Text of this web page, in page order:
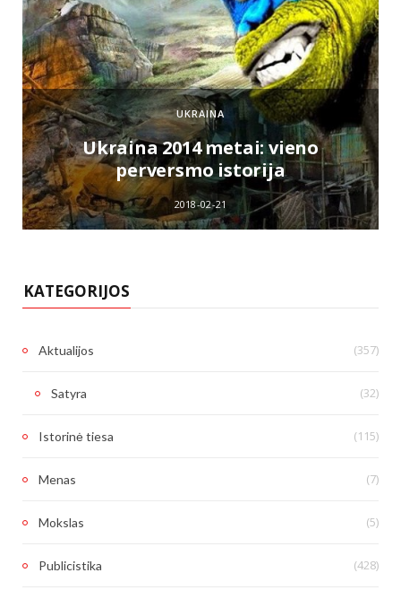
UKRAINA
Ukraina 2014 metai: vieno
perversmo istorija
2018-02-21
KATEGORIJOS
Aktualijos (357)
Satyra (32)
Istorinė tiesa (115)
Menas (7)
Mokslas (5)
Publicistika (428)